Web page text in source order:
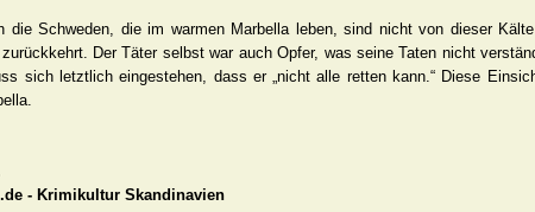
die Schweden, die im warmen Marbella leben, sind nicht von dieser
Der Täter selbst war auch Opfer, was seine Taten nicht
sich letztlich eingestehen, dass er „nicht alle retten kann.“ Diese
- Krimikultur Skandinavien